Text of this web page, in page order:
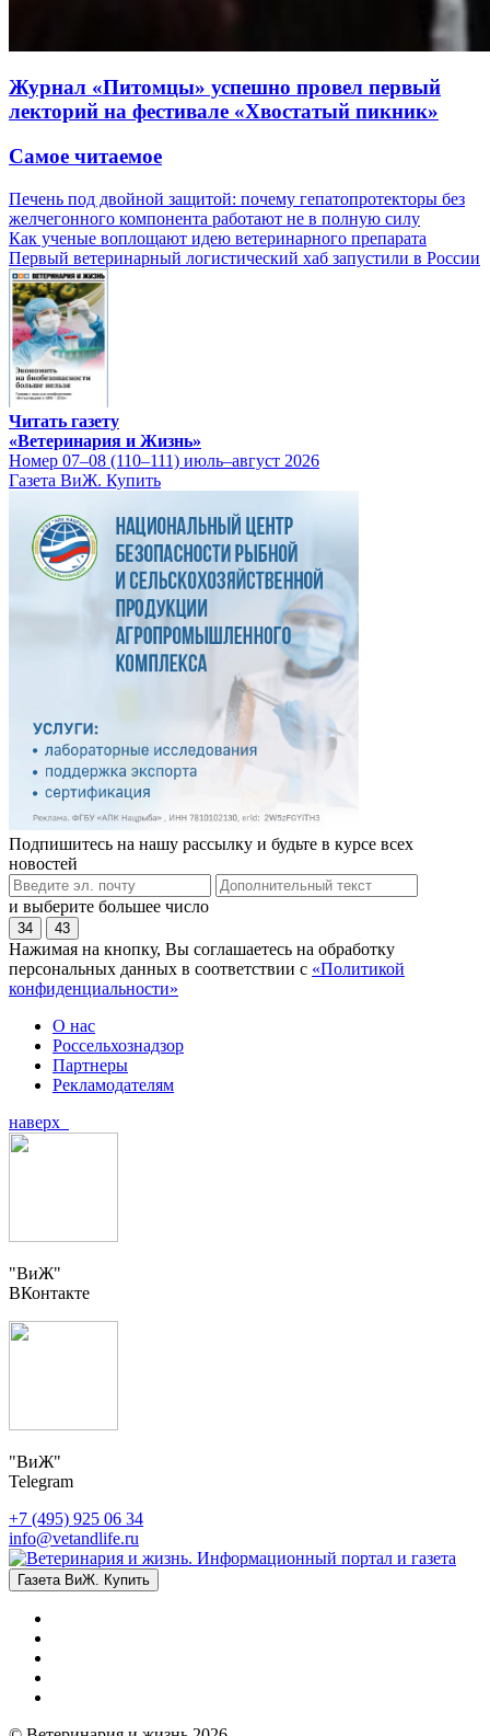
Журнал «Питомцы» успешно провел первый
лекторий на фестивале «Хвостатый пикник»
Самое читаемое
Печень под двойной защитой: почему гепатопротекторы без
желчегонного компонента работают не в полную силу
Как ученые воплощают идею ветеринарного препарата
Первый ветеринарный логистический хаб запустили в России
Читать газету
«Ветеринария и Жизнь»
Номер 07–08 (110–111) июль–август 2026
Газета ВиЖ. Купить
Подпишитесь на нашу рассылку и будьте в курсе всех
новостей
и выберите большее число
34 43
Нажимая на кнопку, Вы соглашаетесь на обработку
персональных данных в соответствии с «Политикой
конфиденциальности»
О нас
Россельхознадзор
Партнеры
Рекламодателям
наверх
"ВиЖ"
ВКонтакте
"ВиЖ"
Telegram
+7 (495) 925 06 34
info@vetandlife.ru
Газета ВиЖ. Купить